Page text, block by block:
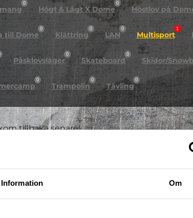
Information Om
0
Högt & Lågt X Dome
0
Höstlov på
till Dome
0
Klättring
0
LAN
0
Multisport
1
Påsklovsläger
0
Skateboard
0
Skidor/
0
Trampolin
0
Tävling
0
tillbaka senare!